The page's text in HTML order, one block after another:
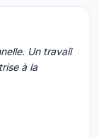
Un travail
à la